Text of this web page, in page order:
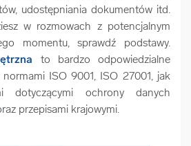
udostępniania dokumentów itd.
w rozmowach z potencjalnym
momentu, sprawdź podstawy.
to bardzo odpowiedzialne
normami ISO 9001, ISO 27001, jak
dotyczącymi ochrony danych
przepisami krajowymi.